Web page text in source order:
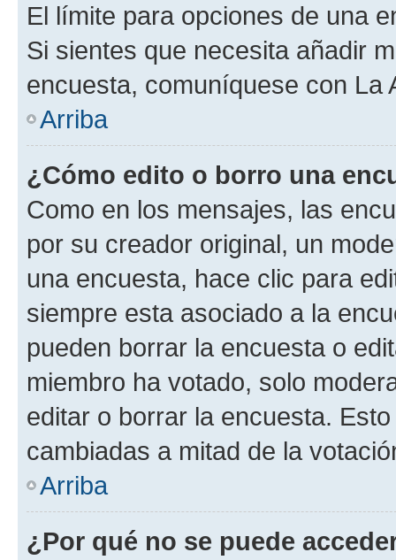
El límite para opciones de una
Si sientes que necesita añadir
encuesta, comuníquese con La
Arriba
¿Cómo edito o borro una
Como en los mensajes, las
por su creador original, un
una encuesta, hace clic para
siempre esta asociado a la
pueden borrar la encuesta o
miembro ha votado, solo
editar o borrar la encuesta.
cambiadas a mitad de la
Arriba
¿Por qué no se puede